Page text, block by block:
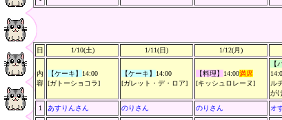
日 1/10(土) 1/11(日) 1/12(月)
内
容
【ケーキ】 14:00
[ガトーショコラ]
【ケーキ】 14:00
[ガレット・デ・ロア]
【料理】 14:00満席
[キッシュロレーヌ]
【
ル
が
1 あすりんさん のりさん のりさん オ